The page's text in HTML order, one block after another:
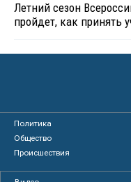
Летний сезон
пройдет, как принять
Политика
Общество
Происшествия